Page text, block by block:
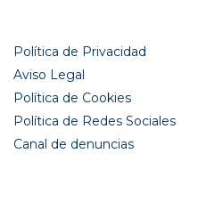
Política de Privacidad
Aviso Legal
Política de Cookies
Política de Redes Sociales
Canal de denuncias